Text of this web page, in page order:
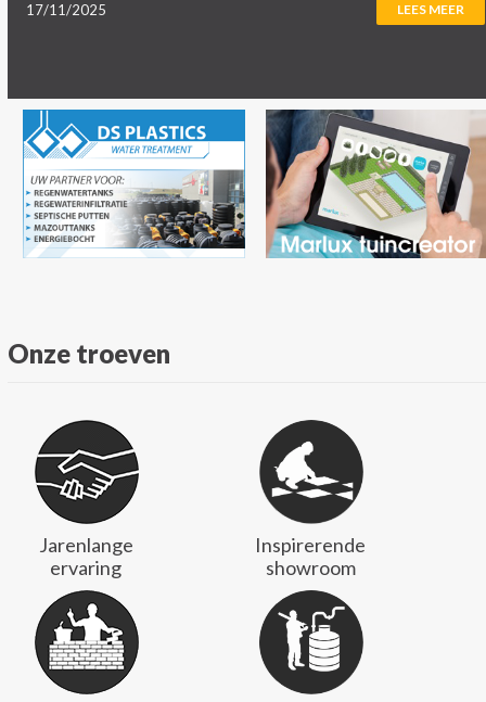
17/11/2025 LEES MEER
Onze troeven
Jarenlange
ervaring
Inspirerende
showroom